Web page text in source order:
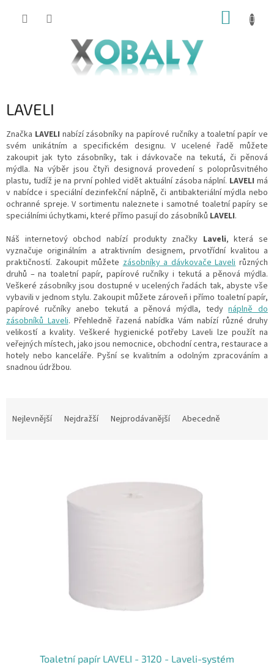
KOŠÍK
LAVELI
Značka LAVELI nabízí zásobníky na papírové ručníky a toaletní papír ve
svém unikátním a specifickém designu. V ucelené řadě můžete
zakoupit jak tyto zásobníky, tak i dávkovače na tekutá, či pěnová
mýdla. Na výběr jsou čtyři designová provedení s poloprůsvitného
plastu, tudíž je na první pohled vidět aktuální zásoba náplní. LAVELI má
v nabídce i speciální dezinfekční náplně, či antibakteriální mýdla nebo
ochranné spreje. V sortimentu naleznete i samotné toaletní papíry se
speciálními úchytkami, které přímo pasují do zásobníků LAVELI.
Náš internetový obchod nabízí produkty značky Laveli, která se
vyznačuje originálním a atraktivním designem, prvotřídní kvalitou a
praktičností. Zakoupit můžete zásobníky a dávkovače Laveli různých
druhů – na toaletní papír, papírové ručníky i tekutá a pěnová mýdla.
Veškeré zásobníky jsou dostupné v ucelených řadách tak, abyste vše
vybavili v jednom stylu. Zakoupit můžete zároveň i přímo toaletní papír,
papírové ručníky anebo tekutá a pěnová mýdla, tedynáplně do
zásobníků Laveli. Přehledně řazená nabídka Vám nabízí různé druhy
velikostí a kvality. Veškeré hygienické potřeby Laveli lze použít na
veřejných místech, jako jsou nemocnice, obchodní centra, restaurace a
hotely nebo kanceláře. Pyšní se kvalitním a odolným zpracováním a
snadnou údržbou.
Nejlevnější Nejdražší Nejprodávanější Abecedně
Toaletní papír LAVELI - 3120 - Laveli-systém